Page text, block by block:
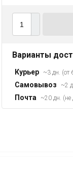
Варианты
Курьер ~3 дн. (от
Самовывоз ~2
Почта ~20 дн. (не